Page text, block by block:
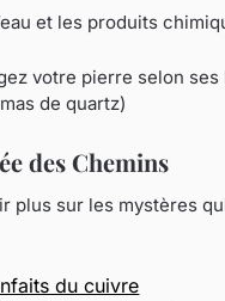
et les produits
votre pierre selon ses
de quartz)
des Chemins
plus sur les mystères
du cuivre